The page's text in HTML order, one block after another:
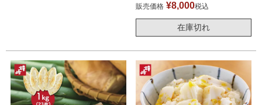
販売価格 ¥8,000税込
在庫切れ